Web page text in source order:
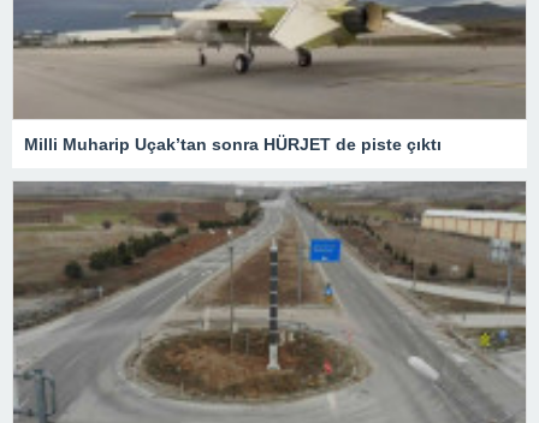
Milli Muharip Uçak’tan sonra HÜRJET de piste çıktı